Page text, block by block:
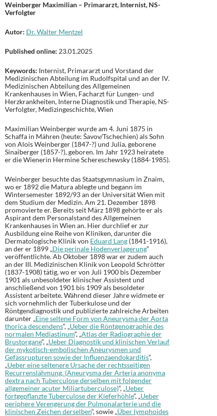
Weinberger Maximilian – Primararzt, Internist, NS-
Verfolgter
Autor: Dr. Walter Mentzel
Published online: 23.01.2025
Keywords: Internist, Primararzt und Vorstand der
Medizinischen Abteilung im Rudolfspital und an der IV.
Medizinischen Abteilung des Allgemeinen
Krankenhauses in Wien, Facharzt für Lungen- und
Herzkrankheiten, Interne Diagnostik und Therapie, NS-
Verfolgter, Medizingeschichte, Wien
Maximilian Weinberger wurde am 4. Juni 1875 in
Schaffa in Mähren (heute: Šavov/Tschechien) als Sohn
von Alois Weinberger (1847-?) und Julia, geborene
Sinaiberger (1857-?), geboren. Im Jahr 1923 heiratete
er die Wienerin Hermine Schereschewsky (1884-1985).
Weinberger besuchte das Staatsgymnasium in Znaim,
wo er 1892 die Matura ablegte und begann im
Wintersemester 1892/93 an der Universität Wien mit
dem Studium der Medizin. Am 21. Dezember 1898
promovierte er. Bereits seit März 1898 gehörte er als
Aspirant dem Personalstand des Allgemeinen
Krankenhauses in Wien an. Hier durchlief er zur
Ausbildung eine Reihe von Kliniken, darunter die
Dermatologische Klinik von Eduard Lang (1841-1916),
an der er 1899 „Die perinale Hodenverlagerung“
veröffentlichte. Ab Oktober 1898 war er zudem auch
an der III. Medizinischen Klinik von Leopold Schrötter
(1837-1908) tätig, wo er von Juli 1900 bis Dezember
1901 als unbesoldeter klinischer Assistent und
anschließend von 1901 bis 1909 als besoldeter
Assistent arbeitete. Während dieser Jahre widmete er
sich vornehmlich der Tuberkulose und der
Röntgendiagnostik und publizierte zahlreiche Arbeiten
darunter „Eine seltene Form von Aneurysma der Aorta
thorica descendens“, „Ueber die Röntgenographie des
normalen Mediastinum“, „Atlas der Radiographie der
Brustorgane“, „Ueber Diagnostik und klinischen Verlauf
der mykotisch-embolischen Aneurysmen und
Gefässrupturen sowie der Influenzaendokarditis“,
„Ueber eine seltenere Ursache der rechtsseitigen
Recurrenslähmung. (Aneurysma der Arteria anonyma
dextra nach Tuberculose derselben mit folgender
allgemeiner acuter Miliartuberculose)“, „Ueber
fortgepflanzte Tuberculose der Kieferhöhle“, „Ueber
periphere Verengerung der Pulmonalarterie und die
klinischen Zeichen derselben“, sowie „Über lymphoides